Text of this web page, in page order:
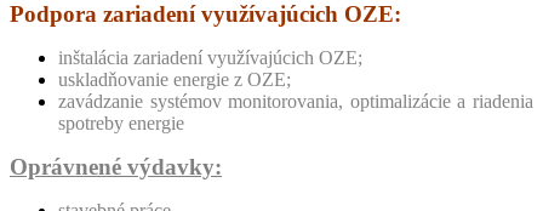
Podpora zariadení využívajúcich OZE:
inštalácia zariadení využívajúcich OZE;
uskladňovanie energie z OZE;
zavádzanie systémov monitorovania, optimalizácie a riadenia
spotreby energie
Oprávnené výdavky: